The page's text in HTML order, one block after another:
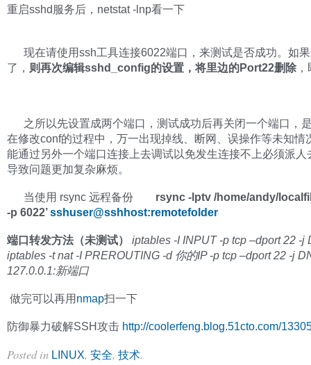
重启sshd服务后，netstat -lnp看一下
现在请使用ssh工具连接6022端口，来测试是否成功。如
了， 则再次编辑sshd_config的设置，将里边的Port22删除
之所以先设置成两个端口，测试成功后再关闭一个端口，
在修改conf的过程中，万一出现掉线、断网、误操作等未知情
能通过另外一个端口连接上去调试以免发生连接不上必须派人
导致问题更加复杂麻烦。
当使用 rsync 远程备份 rsync -lptv /home/andy/
-p 6022’sshuser@sshhost:remotefolder
端口转发方法（未测试） iptables -I INPUT -p tcp –dport 22 -j
iptables -t nat -I PREROUTING -d 你的IP -p tcp –dport 22 -j
127.0.0.1:新端口
做完可以再用nmap扫一下
防御暴力破解SSH攻击 http://coolerfeng.blog.51cto.com/
Posted in LINUX, 安全, 技术.